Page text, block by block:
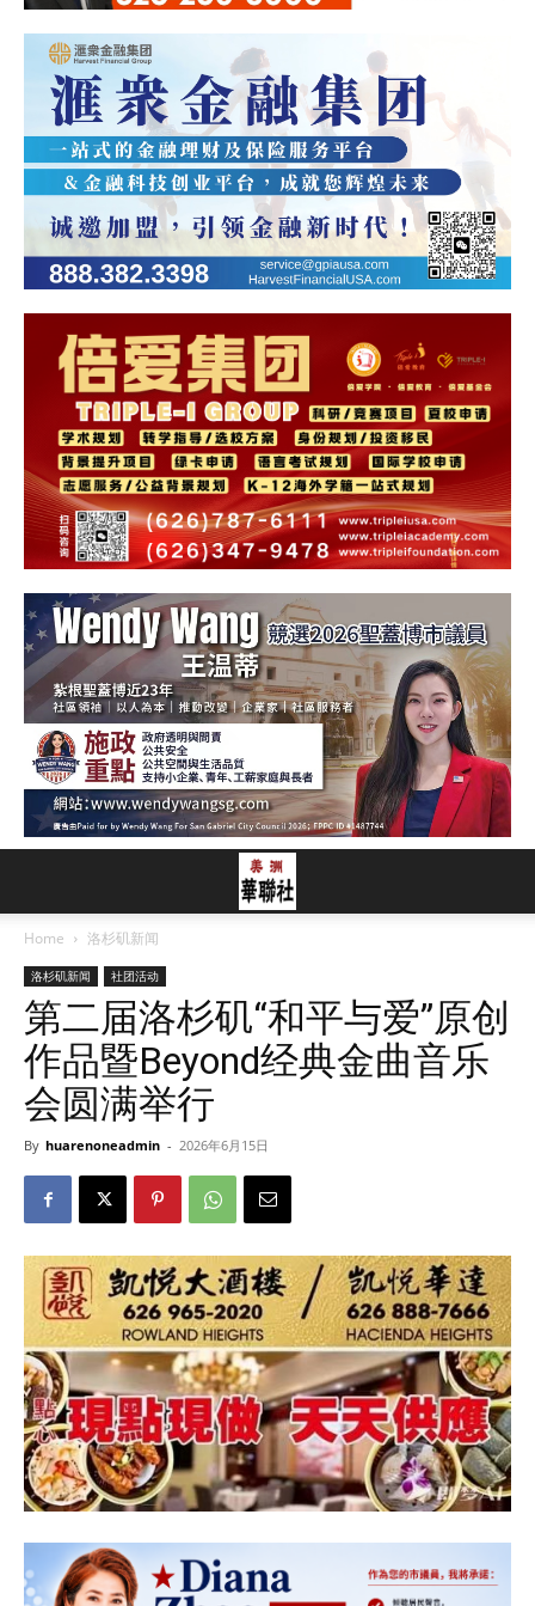
Home 洛杉矶新闻
洛杉矶新闻 社团活动
第二届洛杉矶“和平与爱”原创
作品暨Beyond经典金曲音乐
会圆满举行
By huarenoneadmin - 2026年6月15日